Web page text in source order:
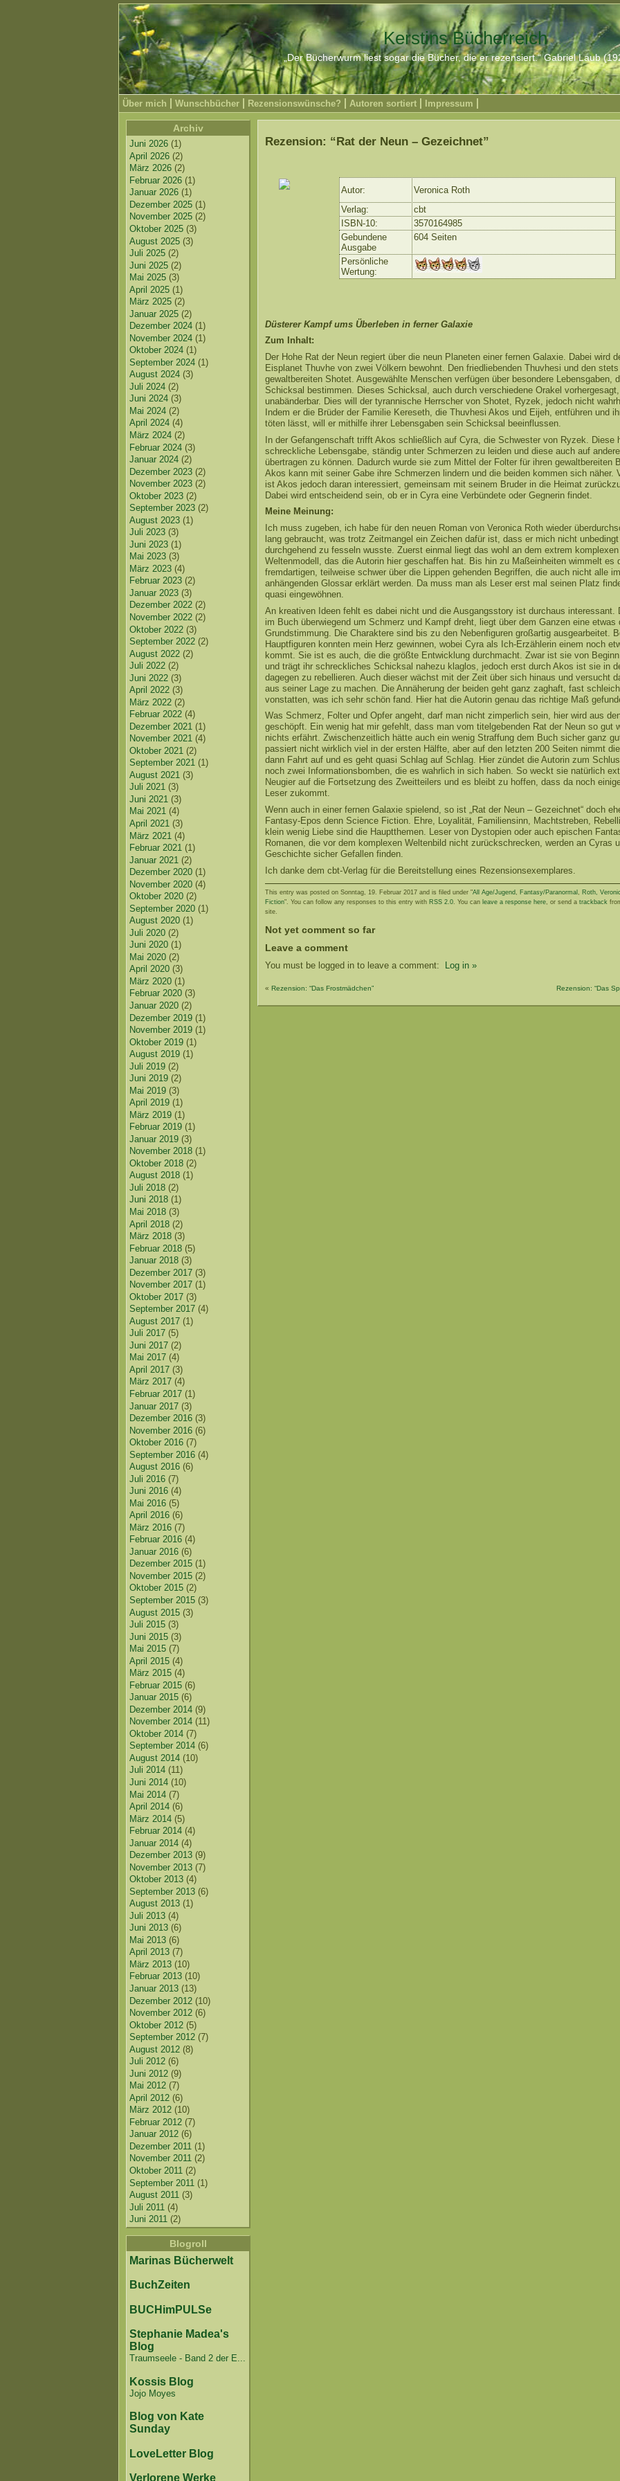
Kerstins Bücherreich
„Der Bücherwurm liest sogar die Bücher, die er rezensiert.“ Gabriel Laub
Über mich Wunschbücher Rezensionswünsche? Autoren sortiert Impressum
Archiv
Juni 2026 (1)
April 2026 (2)
März 2026 (2)
Februar 2026 (1)
Januar 2026 (1)
Dezember 2025 (1)
November 2025 (2)
Oktober 2025 (3)
August 2025 (3)
Juli 2025 (2)
Juni 2025 (2)
Mai 2025 (3)
April 2025 (1)
März 2025 (2)
Januar 2025 (2)
Dezember 2024 (1)
November 2024 (1)
Oktober 2024 (1)
September 2024 (1)
August 2024 (3)
Juli 2024 (2)
Juni 2024 (3)
Mai 2024 (2)
April 2024 (4)
März 2024 (2)
Februar 2024 (3)
Januar 2024 (2)
Dezember 2023 (2)
November 2023 (2)
Oktober 2023 (2)
September 2023 (2)
August 2023 (1)
Juli 2023 (3)
Juni 2023 (1)
Mai 2023 (3)
März 2023 (4)
Februar 2023 (2)
Januar 2023 (3)
Dezember 2022 (2)
November 2022 (2)
Oktober 2022 (3)
September 2022 (2)
August 2022 (2)
Juli 2022 (2)
Juni 2022 (3)
April 2022 (3)
März 2022 (2)
Februar 2022 (4)
Dezember 2021 (1)
November 2021 (4)
Oktober 2021 (2)
September 2021 (1)
August 2021 (3)
Juli 2021 (3)
Juni 2021 (3)
Mai 2021 (4)
April 2021 (3)
März 2021 (4)
Februar 2021 (1)
Januar 2021 (2)
Dezember 2020 (1)
November 2020 (4)
Oktober 2020 (2)
September 2020 (1)
August 2020 (1)
Juli 2020 (2)
Juni 2020 (1)
Mai 2020 (2)
April 2020 (3)
März 2020 (1)
Februar 2020 (3)
Januar 2020 (2)
Dezember 2019 (1)
November 2019 (1)
Oktober 2019 (1)
August 2019 (1)
Juli 2019 (2)
Juni 2019 (2)
Mai 2019 (3)
April 2019 (1)
März 2019 (1)
Februar 2019 (1)
Januar 2019 (3)
November 2018 (1)
Oktober 2018 (2)
August 2018 (1)
Juli 2018 (2)
Juni 2018 (1)
Mai 2018 (3)
April 2018 (2)
März 2018 (3)
Februar 2018 (5)
Januar 2018 (3)
Dezember 2017 (3)
November 2017 (1)
Oktober 2017 (3)
September 2017 (4)
August 2017 (1)
Juli 2017 (5)
Juni 2017 (2)
Mai 2017 (4)
April 2017 (3)
März 2017 (4)
Februar 2017 (1)
Januar 2017 (3)
Dezember 2016 (3)
November 2016 (6)
Oktober 2016 (7)
September 2016 (4)
August 2016 (6)
Juli 2016 (7)
Juni 2016 (4)
Mai 2016 (5)
April 2016 (6)
März 2016 (7)
Februar 2016 (4)
Januar 2016 (6)
Dezember 2015 (1)
November 2015 (2)
Oktober 2015 (2)
September 2015 (3)
August 2015 (3)
Juli 2015 (3)
Juni 2015 (3)
Mai 2015 (7)
April 2015 (4)
März 2015 (4)
Februar 2015 (6)
Januar 2015 (6)
Dezember 2014 (9)
November 2014 (11)
Oktober 2014 (7)
September 2014 (6)
August 2014 (10)
Juli 2014 (11)
Juni 2014 (10)
Mai 2014 (7)
April 2014 (6)
März 2014 (5)
Februar 2014 (4)
Januar 2014 (4)
Dezember 2013 (9)
November 2013 (7)
Oktober 2013 (4)
September 2013 (6)
August 2013 (1)
Juli 2013 (4)
Juni 2013 (6)
Mai 2013 (6)
April 2013 (7)
März 2013 (10)
Februar 2013 (10)
Januar 2013 (13)
Dezember 2012 (10)
November 2012 (6)
Oktober 2012 (5)
September 2012 (7)
August 2012 (8)
Juli 2012 (6)
Juni 2012 (9)
Mai 2012 (7)
April 2012 (6)
März 2012 (10)
Februar 2012 (7)
Januar 2012 (6)
Dezember 2011 (1)
November 2011 (2)
Oktober 2011 (2)
September 2011 (1)
August 2011 (3)
Juli 2011 (4)
Juni 2011 (2)
Blogroll
Marinas Bücherwelt
BuchZeiten
BUCHimPULSe
Stephanie Madea's
Blog
Traumseele - Band 2 der E...
Kossis Blog
Jojo Moyes
Blog von Kate
Sunday
LoveLetter Blog
Verlorene Werke
Rezension: “Rat der Neun – Gezeichnet”
Autor:
Veronica Roth
Verlag:
cbt
ISBN-10:
3570164985
Gebundene
Ausgabe
604 Seiten
Persönliche
Wertung:
Düsterer Kampf ums Überleben in ferner Galaxie
Zum Inhalt:
Der Hohe Rat der Neun regiert über die neun Planeten einer fernen Galaxie. Dabei wird
Eisplanet Thuvhe von zwei Völkern bewohnt. Den friedliebenden Thuvhesi und den stets
gewaltbereiten Shotet. Ausgewählte Menschen verfügen über besondere Lebensgaben,
Schicksal bestimmen. Dieses Schicksal, auch durch verschiedene Orakel
unabänderbar. Dies will der tyrannische Herrscher von Shotet, Ryzek, jedoch nicht
Indem er die Brüder der Familie Kereseth, die Thuvhesi Akos und Eijeh, entführen und
töten lässt, will er mithilfe ihrer Lebensgaben sein Schicksal beeinflussen.
In der Gefangenschaft trifft Akos schließlich auf Cyra, die Schwester von Ryzek. Diese
schreckliche Lebensgabe, ständig unter Schmerzen zu leiden und diese auch auf andere
übertragen zu können. Dadurch wurde sie zum Mittel der Folter für ihren gewaltbereiten
Akos kann mit seiner Gabe ihre Schmerzen lindern und die beiden kommen sich näher.
ist Akos jedoch daran interessiert, gemeinsam mit seinem Bruder in die Heimat
Dabei wird entscheidend sein, ob er in Cyra eine Verbündete oder Gegnerin findet.
Meine Meinung:
Ich muss zugeben, ich habe für den neuen Roman von Veronica Roth wieder
lang gebraucht, was trotz Zeitmangel ein Zeichen dafür ist, dass er mich nicht unbedingt
durchgehend zu fesseln wusste. Zuerst einmal liegt das wohl an dem extrem komplexen
Weltenmodell, das die Autorin hier geschaffen hat. Bis hin zu Maßeinheiten wimmelt es
fremdartigen, teilweise schwer über die Lippen gehenden Begriffen, die auch nicht alle im
anhängenden Glossar erklärt werden. Da muss man als Leser erst mal seinen Platz
quasi eingewöhnen.
An kreativen Ideen fehlt es dabei nicht und die Ausgangsstory ist durchaus interessant.
im Buch überwiegend um Schmerz und Kampf dreht, liegt über dem Ganzen eine etwas
Grundstimmung. Die Charaktere sind bis zu den Nebenfiguren großartig ausgearbeitet.
Hauptfiguren konnten mein Herz gewinnen, wobei Cyra als Ich-Erzählerin einem noch
kommt. Sie ist es auch, die die größte Entwicklung durchmacht. Zwar ist sie von
und trägt ihr schreckliches Schicksal nahezu klaglos, jedoch erst durch Akos ist sie in
dagegen zu rebellieren. Auch dieser wächst mit der Zeit über sich hinaus und versucht
aus seiner Lage zu machen. Die Annäherung der beiden geht ganz zaghaft, fast
vonstatten, was ich sehr schön fand. Hier hat die Autorin genau das richtige Maß
Was Schmerz, Folter und Opfer angeht, darf man nicht zimperlich sein, hier wird aus
geschöpft. Ein wenig hat mir gefehlt, dass man vom titelgebenden Rat der Neun so gut
nichts erfährt. Zwischenzeitlich hätte auch ein wenig Straffung dem Buch sicher ganz
passiert nicht wirklich viel in der ersten Hälfte, aber auf den letzten 200 Seiten nimmt
dann Fahrt auf und es geht quasi Schlag auf Schlag. Hier zündet die Autorin zum
noch zwei Informationsbomben, die es wahrlich in sich haben. So weckt sie natürlich
Neugier auf die Fortsetzung des Zweitteilers und es bleibt zu hoffen, dass da noch
Leser zukommt.
Wenn auch in einer fernen Galaxie spielend, so ist „Rat der Neun – Gezeichnet“ doch
Fantasy-Epos denn Science Fiction. Ehre, Loyalität, Familiensinn, Machtstreben,
klein wenig Liebe sind die Hauptthemen. Leser von Dystopien oder auch epischen
Romanen, die vor dem komplexen Weltenbild nicht zurückschrecken, werden an Cyras
Geschichte sicher Gefallen finden.
Ich danke dem cbt-Verlag für die Bereitstellung eines Rezensionsexemplares.
This entry was posted on Sonntag, 19. Februar 2017 and is filed under "All Age/Jugend Fantasy/Paranormal Roth,
Fiction". You can follow any responses to this entry with RSS 2.0 . You can leave a response here , or send a trackback
site.
Not yet comment so far
Leave a comment
You must be logged in to leave a comment: Log in »
« Rezension: “Das Frostmädchen” Rezension: “Das